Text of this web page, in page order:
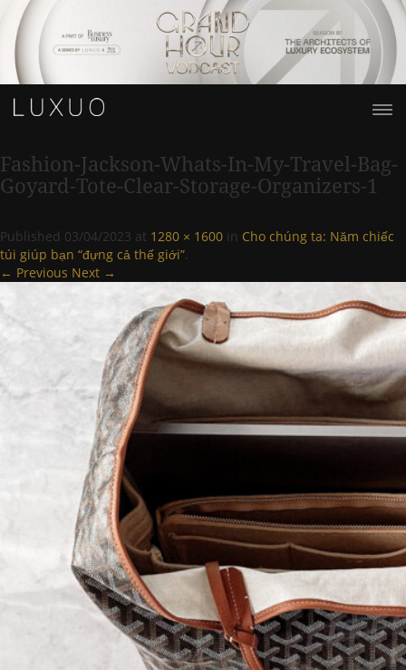
Fashion-Jackson-Whats-In-My-Travel-Bag-
Goyard-Tote-Clear-Storage-Organizers-1
Published 03/04/2023 at 1280 × 1600 in Cho chúng ta: Năm chiếc
túi giúp bạn “đựng cả thế giới”.
← Previous Next →